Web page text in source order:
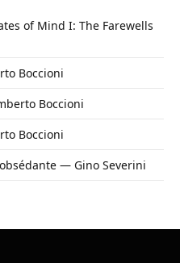
of Mind I: The Farewells
Boccioni
Boccioni
Boccioni
obsédante — Gino Severini